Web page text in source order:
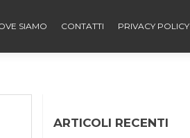
SIAMO CONTATTI PRIVACY POLICY
ARTICOLI RECENTI